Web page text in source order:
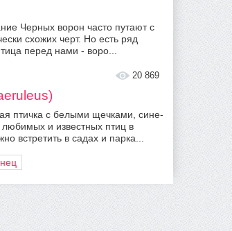
Черных ворон часто путают с
схожих черт. Но есть ряд
перед нами - воро...
20 869
птичка с белыми щечками, сине-
и известных птиц в
встретить в садах и парка...